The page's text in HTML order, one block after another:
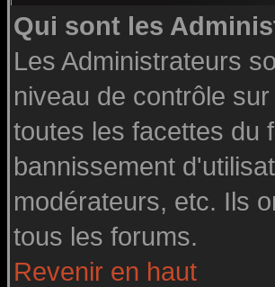
Qui sont les
Les Administrateurs
niveau de contrôle
toutes les facettes du
bannissement
modérateurs, etc. Ils
tous les forums.
Revenir en haut